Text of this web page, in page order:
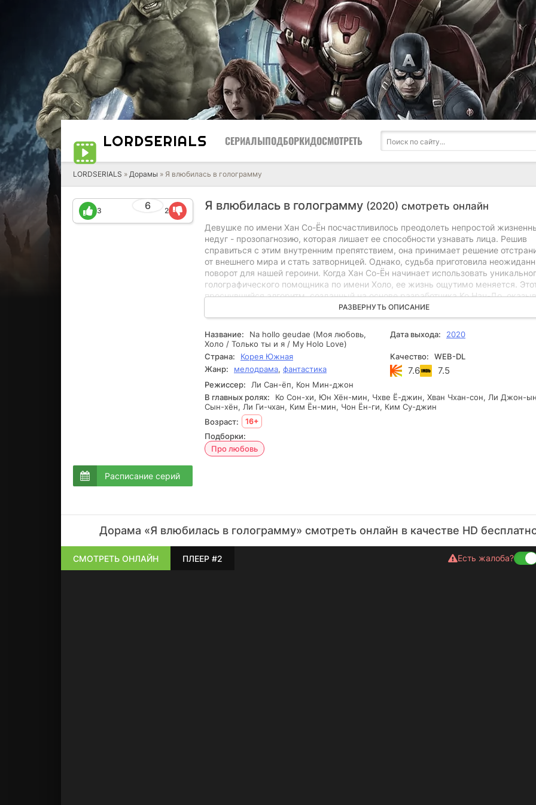
LORDSERIALS СЕРИАЛЫПОДБОРКИДОСМОТРЕТЬ
LORDSERIALS » Дорамы » Я влюбилась в голограмму
Я влюбилась в голограмму (2020) смотреть онлайн
6
3 2
Расписание серий
Девушке по имени Хан Со-Ён посчастливилось преодолеть непростой
недуг - прозопагнозию, которая лишает ее способности узнавать лица. Решив
справиться с этим внутренним препятствием, она принимает решение
от внешнего мира и стать затворницей. Однако, судьба приготовила
поворот для нашей героини. Когда Хан Со-Ён начинает использовать
голографического помощника по имени Холо, ее жизнь ощутимо меняется.
проснувшийся алгоритм, созданный на основе разработчика Ко Нан-До,
для Хан нечто большим, чем просто дополнительное воспоминание. Холо не
заботливо помогает Хан Со-Ён в повседневных делах, но и становится ее
спутником. Но вскоре девушка осознает, что настоящий Ко Нан-До и его
копия Холо - два совершенно разных существа. Их характеры, их подход к
их взгляды на мир значительно отличаются. Теперь Хан Со-Ён оказывается на
развилке - продолжать полагаться на искусственного компаньона, который
предложить ей лишь частичное понимание общества, или найти в себе силы
преодолеть свое страхи и встретиться лицом к лицу с реальными людьми.
РАЗВЕРНУТЬ ОПИСАНИЕ
Название:
Na hollo geudae (Моя любовь,
Холо / Только ты и я / My Holo Love)
Дата выхода: 2020
Страна: Корея Южная Качество:
WEB-DL
Жанр:
мелодрама, фантастика 7.6 7.5
Режиссер:
Ли Сан-ёп, Кон Мин-джон
В главных ролях:
Ко Сон-хи, Юн Хён-мин, Чхве Ё-джин, Хван Чхан-сон, Ли Джон-
Сын-хён, Ли Ги-чхан, Ким Ён-мин, Чон Ён-ги, Ким Су-джин
Возраст:
16+
Подборки:
Про любовь
Дорама «Я влюбилась в голограмму» смотреть онлайн в качестве HD
СМОТРЕТЬ ОНЛАЙН ПЛЕЕР #2 Есть жалоба?